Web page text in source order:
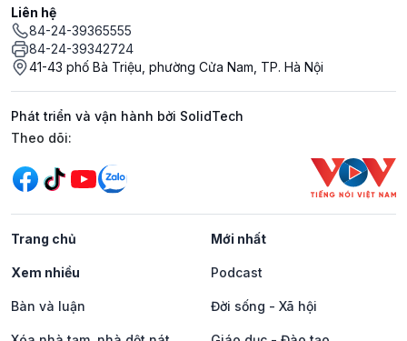
Liên hệ
84-24-39365555
84-24-39342724
41-43 phố Bà Triệu, phường Cửa Nam, TP. Hà Nội
Phát triển và vận hành bởi SolidTech
Mạng xã hội
Theo dõi:
Trang chủ Mới nhất
Xem nhiều Podcast
Bàn và luận Đời sống - Xã hội